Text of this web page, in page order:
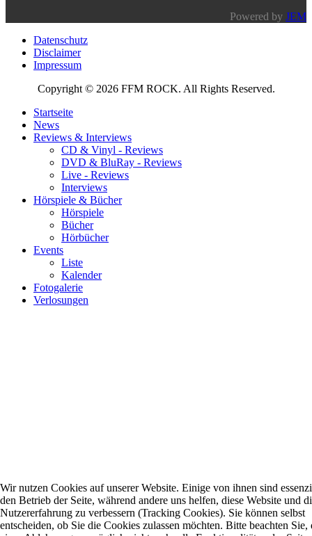
Powered by JEM
Datenschutz
Disclaimer
Impressum
Copyright © 2026 FFM ROCK. All Rights Reserved.
Startseite
News
Reviews & Interviews
CD & Vinyl - Reviews
DVD & BluRay - Reviews
Live - Reviews
Interviews
Hörspiele & Bücher
Hörspiele
Bücher
Hörbücher
Events
Liste
Kalender
Fotogalerie
Verlosungen
Wir nutzen Cookies auf unserer Website. Einige von ihnen sind
den Betrieb der Seite, während andere uns helfen, diese Website und
Nutzererfahrung zu verbessern (Tracking Cookies). Sie können selbst
entscheiden, ob Sie die Cookies zulassen möchten. Bitte beachten Sie,